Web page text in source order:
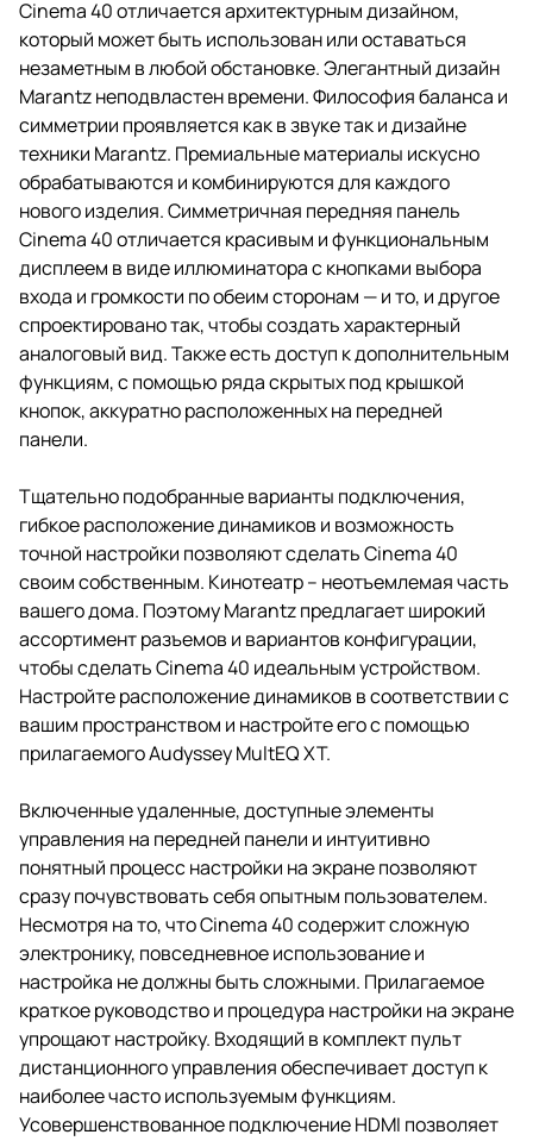
Cinema 40 отличается архитектурным дизайном,
который может быть использован или оставаться
незаметным в любой обстановке. Элегантный дизайн
Marantz неподвластен времени. Философия баланса и
симметрии проявляется как в звуке так и дизайне
техники Marantz. Премиальные материалы искусно
обрабатываются и комбинируются для каждого
нового изделия. Симметричная передняя панель
Cinema 40 отличается красивым и функциональным
дисплеем в виде иллюминатора с кнопками выбора
входа и громкости по обеим сторонам — и то, и другое
спроектировано так, чтобы создать характерный
аналоговый вид. Также есть доступ к дополнительным
функциям, с помощью ряда скрытых под крышкой
кнопок, аккуратно расположенных на передней
панели.
Тщательно подобранные варианты подключения,
гибкое расположение динамиков и возможность
точной настройки позволяют сделать Cinema 40
своим собственным. Кинотеатр – неотъемлемая часть
вашего дома. Поэтому Marantz предлагает широкий
ассортимент разъемов и вариантов конфигурации,
чтобы сделать Cinema 40 идеальным устройством.
Настройте расположение динамиков в соответствии с
вашим пространством и настройте его с помощью
прилагаемого Audyssey MultEQ XT.
Включенные удаленные, доступные элементы
управления на передней панели и интуитивно
понятный процесс настройки на экране позволяют
сразу почувствовать себя опытным пользователем.
Несмотря на то, что Cinema 40 содержит сложную
электронику, повседневное использование и
настройка не должны быть сложными. Прилагаемое
краткое руководство и процедура настройки на экране
упрощают настройку. Входящий в комплект пульт
дистанционного управления обеспечивает доступ к
наиболее часто используемым функциям.
Усовершенствованное подключение HDMI позволяет